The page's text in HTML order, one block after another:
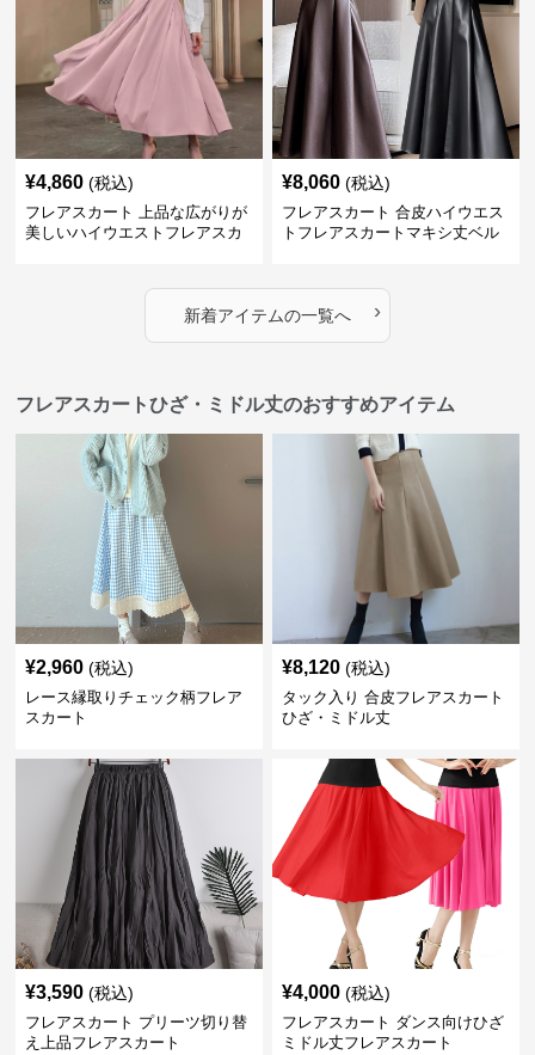
¥4,860 (税込)
フレアスカート 上品な広がりが
美しいハイウエストフレアスカ
¥8,060 (税込)
フレアスカート 合皮ハイウエス
トフレアスカートマキシ丈ベル
新着アイテムの一覧へ ›
フレアスカートひざ・ミドル丈のおすすめアイテム
¥2,960 (税込)
レース縁取りチェック柄フレア
スカート
¥8,120 (税込)
タック入り 合皮フレアスカート
ひざ・ミドル丈
¥3,590 (税込)
フレアスカート プリーツ切り替
え上品フレアスカート
¥4,000 (税込)
フレアスカート ダンス向けひざ
ミドル丈フレアスカート